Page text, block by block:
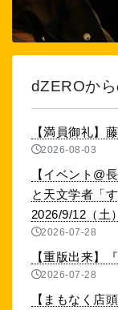
dZEROか
【満員御礼】
2026-08-03
【イベント@
と天文学者「
2026/9/12（土）
2026-07-28
【重版出来】
2026-07-28
【まもなく店